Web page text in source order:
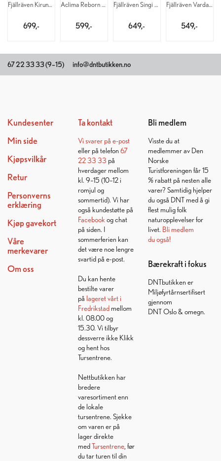
Fjällräven Kiruna Hat 030
699,-
Aclima Reborn Caps 276
599,-
Fjällräven Singi Trekking Cap 633
649,-
Fjällräven Vardag Långtradarkeps 550
549,-
67 22 33 33 (9–15) info@dntbutikken.no
Kundesenter
Min side
Kjøpsvilkår
Retur
Personverns
erklæring
Kjøp gavekort
Våre
merkevarer
Om oss
Ta kontakt
Vi svarer på e-post
eller på telefon 67
22 33 33 på
hverdager mellom
kl. 9–15 (10–12 i
romjul og
sommertid). Vi har
også kundestøtte på
Facebook og chat
på siden. I
sommerferien kan
det være noe lengre
svartid på e-post.
Du kan hente
bestilte varer
på lageret vårt i
Fredrikstadmellom
kl. 08.00 og
15.30. Vi tilbyr
dessverre ikke Klikk
og hent hos
Tursentrene.
Nettbutikken har
bredere
varesortiment enn
de lokale
tursentrene. Sjekke
om varen er på
lager direkte
medTursentrene, før
du tar turen til din
Bli medlem
Visste du at
medlemmer av Den
Norske
Turistforeningen får 15
% rabatt på nesten alle
varer? Samtidig hjelper
du også DNT med å gi
flest mulig folk
naturopplevelser for
livet. Bli medlem
du også!
Bærekraft i fokus
DNTbutikken er
Miljøfyrtårnsertifisert
gjennom
DNT Oslo & omegn.